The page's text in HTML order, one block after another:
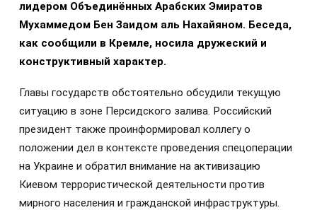
лидером Объединённых Арабских Эмиратов
Мухаммедом Бен Заидом аль Нахайяном. Беседа,
как сообщили в Кремле, носила дружеский и
конструктивный характер.
Главы государств обстоятельно обсудили текущую
ситуацию в зоне Персидского залива. Российский
президент также проинформировал коллегу о
положении дел в контексте проведения спецоперации
на Украине и обратил внимание на активизацию
Киевом террористической деятельности против
мирного населения и гражданской инфраструктуры.